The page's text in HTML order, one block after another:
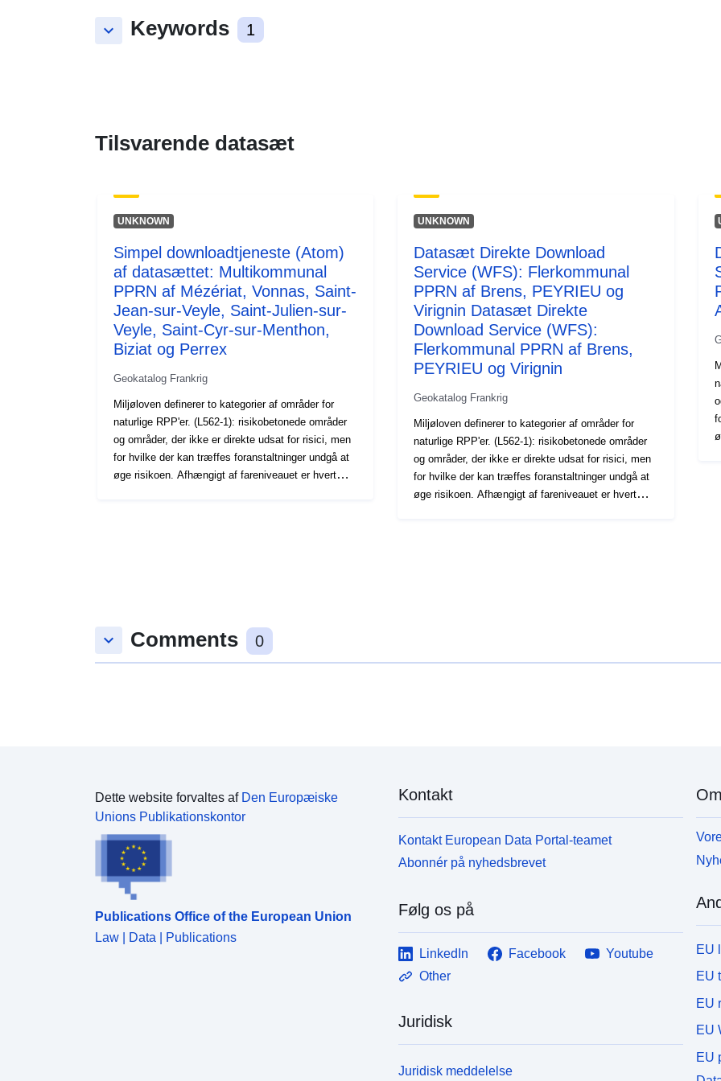
keyboard_arrow_down Keywords 1
Tilsvarende datasæt
UNKNOWN
Simpel downloadtjeneste (Atom)
af datasættet: Multikommunal
PPRN af Mézériat, Vonnas, Saint-
Jean-sur-Veyle, Saint-Julien-sur-
Veyle, Saint-Cyr-sur-Menthon,
Biziat og Perrex
Geokatalog Frankrig
Miljøloven definerer to kategorier af områder for
naturlige RPP'er. (L562-1): risikobetonede områder
og områder, der ikke er direkte udsat for risici, men
for hvilke der kan træffes foranstaltninger undgå at
øge risikoen. Afhængigt af fareniveauet er hvert
der er tilpasset typen af udstedelse; 3 — Områder
ikke direkte udsat for risici, men hvor bygge- og
UNKNOWN
Datasæt Direkte Download
Service (WFS): Flerkommunal
PPRN af Brens, PEYRIEU og
Virignin Datasæt Direkte
Download Service (WFS):
Flerkommunal PPRN af Brens,
PEYRIEU og Virignin
Geokatalog Frankrig
Miljøloven definerer to kategorier af områder for
naturlige RPP'er. (L562-1): risikobetonede områder
og områder, der ikke er direkte udsat for risici, men
for hvilke der kan træffes foranstaltninger undgå at
øge risikoen. Afhængigt af fareniveauet er hvert
keyboard_arrow_down Comments 0
Dette website forvaltes af Den Europæiske
Unions Publikationskontor
Publications Office of the European Union
Law | Data | Publications
Kontakt
Kontakt European Data Portal-teamet
Abonnér på nyhedsbrevet
Følg os på
LinkedIn Facebook
Youtube
Other
Juridisk
Juridisk meddelelse
EU
EU
EU
EU
EU